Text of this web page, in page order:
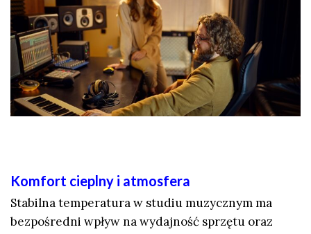
Komfort cieplny i atmosfera
Stabilna temperatura w studiu muzycznym ma
bezpośredni wpływ na wydajność sprzętu oraz